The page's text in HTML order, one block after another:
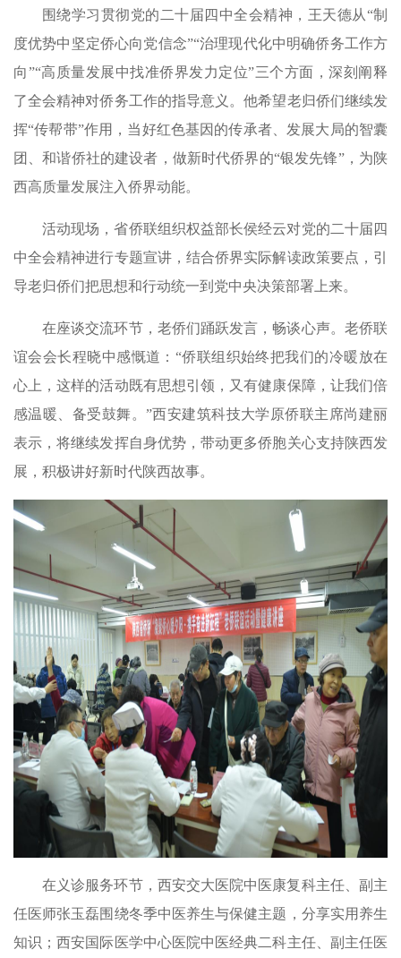
围绕学习贯彻党的二十届四中全会精神，王天德从“制
度优势中坚定侨心向党信念”“治理现代化中明确侨务工作方
向”“高质量发展中找准侨界发力定位”三个方面，深刻阐释
了全会精神对侨务工作的指导意义。他希望老归侨们继续发
挥“传帮带”作用，当好红色基因的传承者、发展大局的智囊
团、和谐侨社的建设者，做新时代侨界的“银发先锋”，为陕
西高质量发展注入侨界动能。
活动现场，省侨联组织权益部长侯经云对党的二十届四
中全会精神进行专题宣讲，结合侨界实际解读政策要点，引
导老归侨们把思想和行动统一到党中央决策部署上来。
在座谈交流环节，老侨们踊跃发言，畅谈心声。老侨联
谊会会长程晓中感慨道：“侨联组织始终把我们的冷暖放在
心上，这样的活动既有思想引领，又有健康保障，让我们倍
感温暖、备受鼓舞。”西安建筑科技大学原侨联主席尚建丽
表示，将继续发挥自身优势，带动更多侨胞关心支持陕西发
展，积极讲好新时代陕西故事。
在义诊服务环节，西安交大医院中医康复科主任、副主
任医师张玉磊围绕冬季中医养生与保健主题，分享实用养生
知识；西安国际医学中心医院中医经典二科主任、副主任医